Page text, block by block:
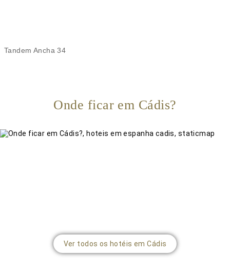
Tandem Ancha 34
Onde ficar em Cádis?
Ver todos os hotéis em Cádis